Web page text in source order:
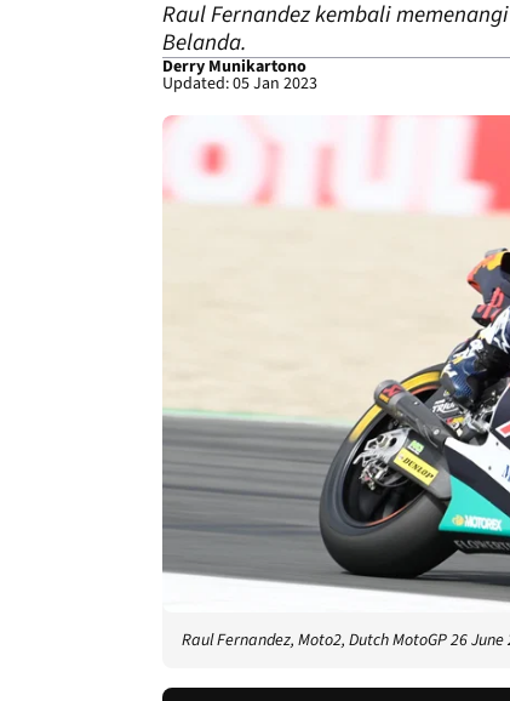
Raul Fernandez kembali
Belanda.
Derry Munikartono
Updated: 05 Jan 2023
Raul Fernandez, Moto2, Dutch MotoGP 26 June